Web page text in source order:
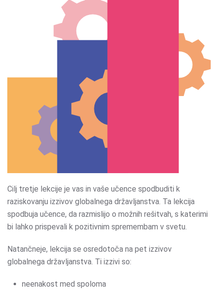
Cilj tretje lekcije je vas in vaše učence spodbuditi k
raziskovanju izzivov globalnega državljanstva. Ta lekcija
spodbuja učence, da razmislijo o možnih rešitvah, s katerimi
bi lahko prispevali k pozitivnim spremembam v svetu.
Natančneje, lekcija se osredotoča na pet izzivov
globalnega državljanstva. Ti izzivi so:
neenakost med spoloma